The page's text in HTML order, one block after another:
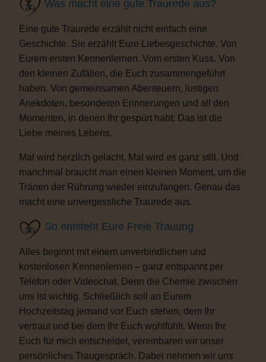
Was macht eine gute Traurede aus?
Eine gute Traurede erzählt nicht einfach eine
Geschichte. Sie erzählt Eure Liebesgeschichte. Von
Eurem ersten Kennenlernen. Vom ersten Kuss. Von
den kleinen Zufällen, die Euch zusammengeführt
haben. Von gemeinsamen Abenteuern, lustigen
Anekdoten, besonderen Erinnerungen und all den
Momenten, in denen Ihr gespürt habt: Das ist die
Liebe meines Lebens.
Mal wird herzlich gelacht. Mal wird es ganz still. Und
manchmal braucht man einen kleinen Moment, um die
Tränen der Rührung wieder einzufangen. Genau das
macht eine unvergessliche Traurede aus.
So entsteht Eure Freie Trauung
Alles beginnt mit einem unverbindlichen und
kostenlosen Kennenlernen – ganz entspannt per
Telefon oder Videochat. Denn die Chemie zwischen
uns ist wichtig. Schließlich soll an Eurem
Hochzeitstag jemand vor Euch stehen, dem Ihr
vertraut und bei dem Ihr Euch wohlfühlt. Wenn Ihr
Euch für mich entscheidet, vereinbaren wir unser
persönliches Traugespräch. Dabei nehmen wir uns